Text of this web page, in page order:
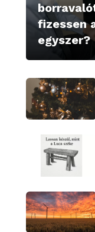
fizessen
egyszer?